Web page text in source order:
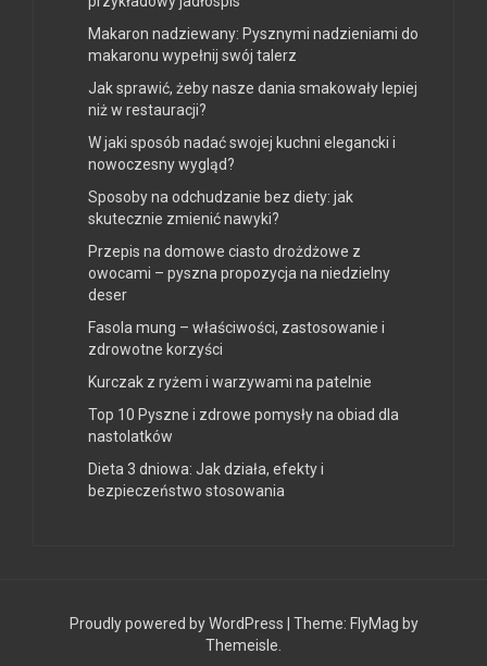
Makaron nadziewany: Pysznymi nadzieniami do
makaronu wypełnij swój talerz
Jak sprawić, żeby nasze dania smakowały lepiej
niż w restauracji?
W jaki sposób nadać swojej kuchni elegancki i
nowoczesny wygląd?
Sposoby na odchudzanie bez diety: jak
skutecznie zmienić nawyki?
Przepis na domowe ciasto drożdżowe z
owocami – pyszna propozycja na niedzielny
deser
Fasola mung – właściwości, zastosowanie i
zdrowotne korzyści
Kurczak z ryżem i warzywami na patelnie
Top 10 Pyszne i zdrowe pomysły na obiad dla
nastolatków
Dieta 3 dniowa: Jak działa, efekty i
bezpieczeństwo stosowania
Proudly powered by WordPress Theme: FlyMag by
Themeisle.